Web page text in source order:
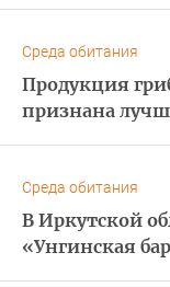
Среда обитания
Продукция
признана
Среда обитания
В Иркутской
«Унгинская